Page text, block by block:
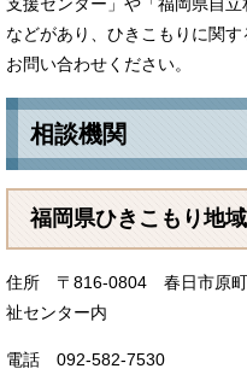
などがあり、ひきこもりに関
お問い合わせください。
相談機関
福岡県ひきこもり地
住所 〒816-0804 春日市原
祉センター内
電話 092-582-7530